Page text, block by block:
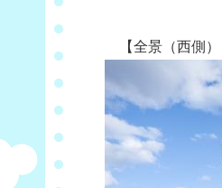
【全景（西側）